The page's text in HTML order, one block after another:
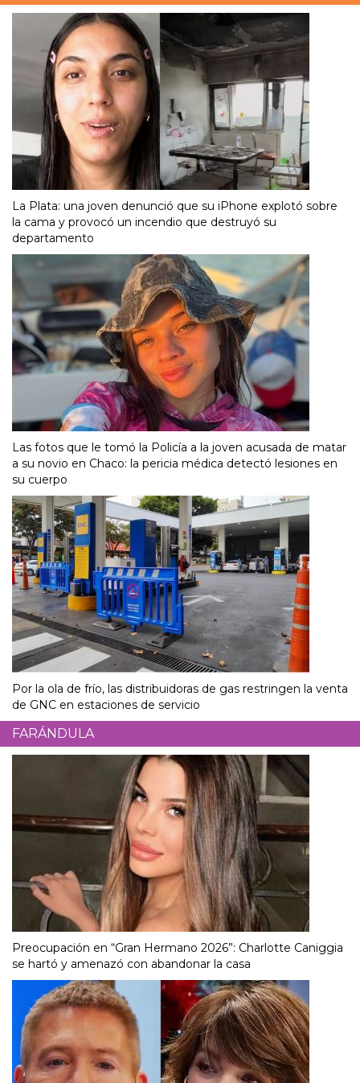
La Plata: una joven denunció que su iPhone explotó sobre
la cama y provocó un incendio que destruyó su
departamento
Las fotos que le tomó la Policía a la joven acusada de matar
a su novio en Chaco: la pericia médica detectó lesiones en
su cuerpo
Por la ola de frío, las distribuidoras de gas restringen la venta
de GNC en estaciones de servicio
FARÁNDULA
Preocupación en “Gran Hermano 2026”: Charlotte Caniggia
se hartó y amenazó con abandonar la casa